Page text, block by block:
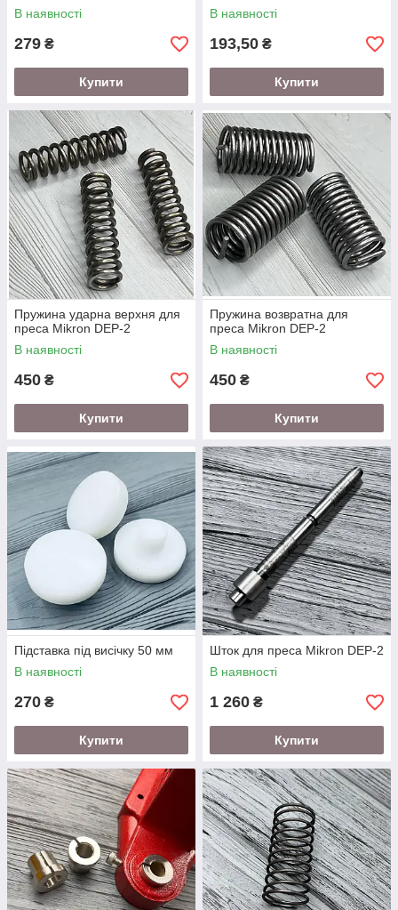
В наявності
279 ₴
Купити
В наявності
193,50 ₴
Купити
Пружина ударна верхня для
преса Mikron DEP-2
В наявності
450 ₴
Купити
Пружина возвратна для
преса Mikron DEP-2
В наявності
450 ₴
Купити
Підставка під висічку 50 мм
В наявності
270 ₴
Купити
Шток для преса Mikron DEP-2
В наявності
1 260 ₴
Купити